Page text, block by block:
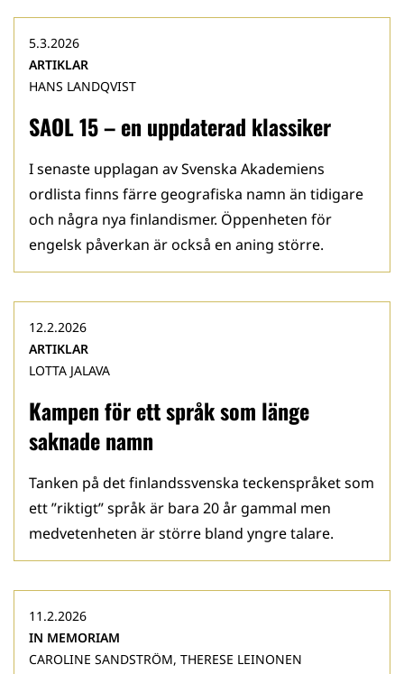
SAOL 15 – en uppdaterad klassiker
5.3.2026
ARTIKLAR
HANS LANDQVIST
I senaste upplagan av Svenska Akademiens
ordlista finns färre geografiska namn än tidigare
och några nya finlandismer. Öppenheten för
engelsk påverkan är också en aning större.
Kampen för ett språk som länge
saknade namn
12.2.2026
ARTIKLAR
LOTTA JALAVA
Tanken på det finlandssvenska teckenspråket som
ett ”riktigt” språk är bara 20 år gammal men
medvetenheten är större bland yngre talare.
11.2.2026
IN MEMORIAM
CAROLINE SANDSTRÖM, THERESE LEINONEN